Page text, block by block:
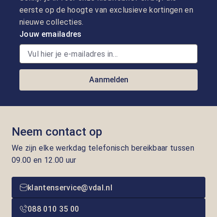
eerste op de hoogte van exclusieve kortingen en
nieuwe collecties.
Jouw emailadres
Aanmelden
Neem contact op
We zijn elke werkdag telefonisch bereikbaar tussen
09.00 en 12.00 uur
klantenservice@vdal.nl
088 010 35 00